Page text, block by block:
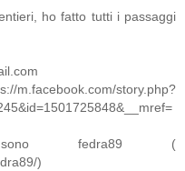
ho fatto tutti i passaggi
m.facebook.com/story.php?
fedra89 (
)